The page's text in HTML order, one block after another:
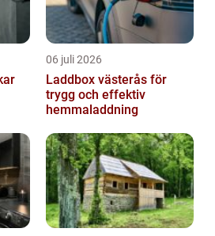
06 juli 2026
Laddbox västerås för
trygg och effektiv
hemmaladdning